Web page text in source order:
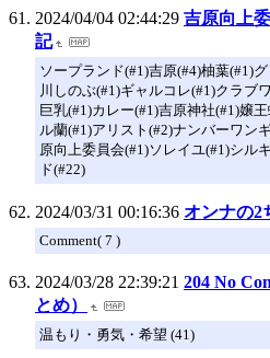
2024/04/04 02:44:29 吉原向上
記
ソープランド(#1)吉原(#4)柚葉(#1)
川しのぶ(#1)ギャルコレ(#1)クラブ
巨乳(#1)カレー(#1)吉原神社(#1)嬢
ル蘭(#1)アリスト(#2)ナンバーワン
原向上委員会(#1)ソレイユ(#1)シル
ド(#22)
2024/03/31 00:16:36 オンナの2
Comment( 7 )
2024/03/28 22:39:21 204 No
とめ）
温もり・勇気・希望 (41)